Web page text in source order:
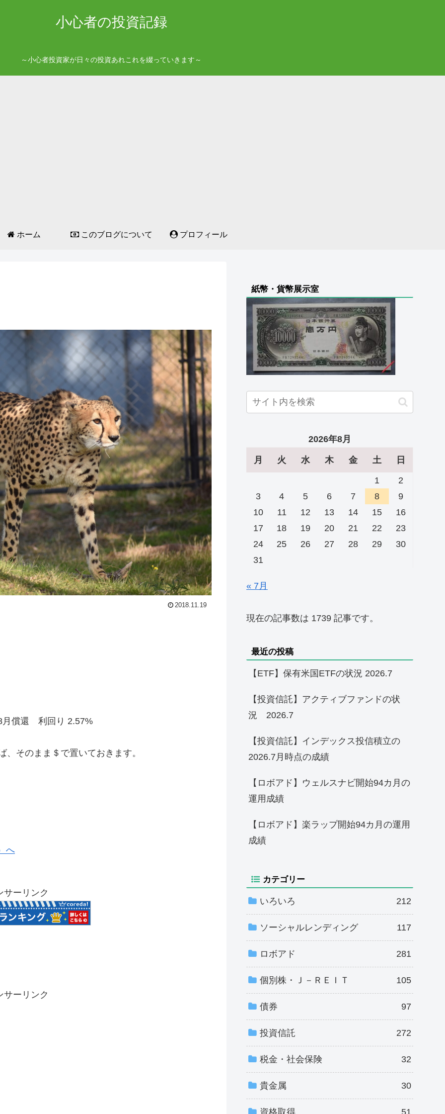
小心者の投資記録
～小心者投資家が日々の投資あれこれを綴っていきます～
ホーム このブログについて プロフィール
2018.11.19
月償還 利回り 2.57%
そのまま＄で置いておきます。
サーリンク
サーリンク
紙幣・貨幣展示室
2026年8月
月 火 水 木 金 土 日
1
2
3
4 5 6 7 8
9
10
11 12 13 14 15
16
17
18 19 20 21 22
23
24
25 26 27 28 29
30
31
« 7月
現在の記事数は 1739 記事です。
最近の投稿
【ETF】保有米国ETFの状況 2026.7
【投資信託】アクティブファンドの状
況 2026.7
【投資信託】インデックス投信積立の
2026.7月時点の成績
【ロボアド】ウェルスナビ開始94カ月の
運用成績
【ロボアド】楽ラップ開始94カ月の運用
成績
カテゴリー
いろいろ 212
ソーシャルレンディング 117
ロボアド 281
個別株・Ｊ－ＲＥＩＴ 105
債券 97
投資信託 272
税金・社会保険 32
貴金属 30